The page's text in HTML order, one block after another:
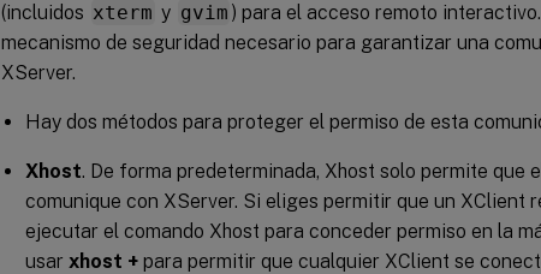
(incluidos xterm y gvim ) para el acceso remoto
mecanismo de seguridad necesario para garantizar una
XServer.
Hay dos métodos para proteger el permiso de esta
Xhost. De forma predeterminada, Xhost solo permite que
comunique con XServer. Si eliges permitir que un XClient
ejecutar el comando Xhost para conceder permiso en la
usar xhost + para permitir que cualquier XClient se